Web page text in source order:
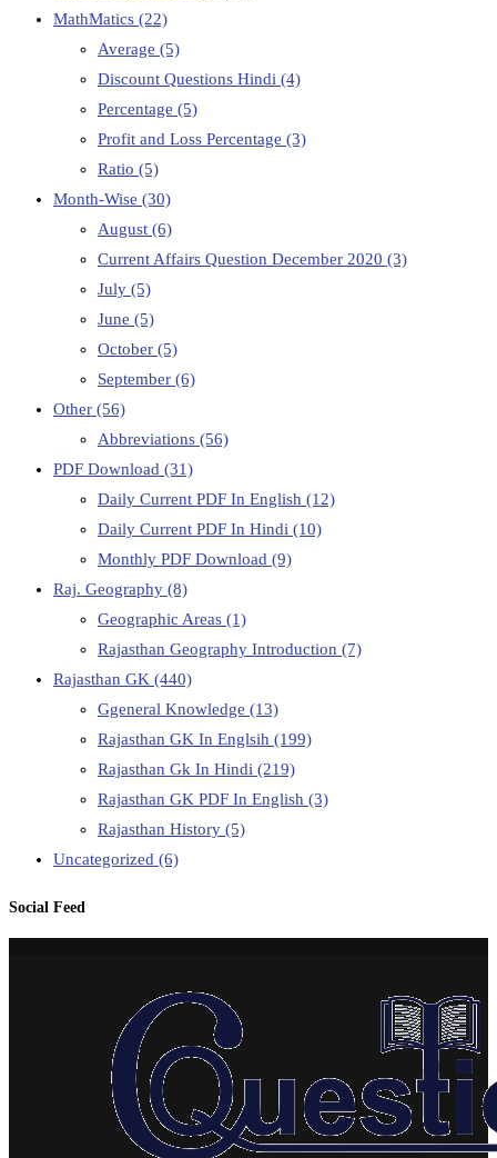
MathMatics (22)
Average (5)
Discount Questions Hindi (4)
Percentage (5)
Profit and Loss Percentage (3)
Ratio (5)
Month-Wise (30)
August (6)
Current Affairs Question December 2020 (3)
July (5)
June (5)
October (5)
September (6)
Other (56)
Abbreviations (56)
PDF Download (31)
Daily Current PDF In English (12)
Daily Current PDF In Hindi (10)
Monthly PDF Download (9)
Raj. Geography (8)
Geographic Areas (1)
Rajasthan Geography Introduction (7)
Rajasthan GK (440)
Ggeneral Knowledge (13)
Rajasthan GK In Englsih (199)
Rajasthan Gk In Hindi (219)
Rajasthan GK PDF In English (3)
Rajasthan History (5)
Uncategorized (6)
Social Feed